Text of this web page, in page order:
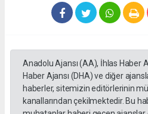
Anadolu Ajansı (AA), İhlas Haber
Haber Ajansı (DHA) ve diğer
haberler, sitemizin editörlerinin
kanallarından çekilmektedir. Bu